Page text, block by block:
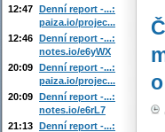
12:47 Denní report -...:
paiza.io/projec...
12:46 Denní report -...:
notes.io/e6yWX
20:09 Denní report -...:
paiza.io/projec...
20:09 Denní report -...:
notes.io/e6rL7
21:13 Denní report -...: